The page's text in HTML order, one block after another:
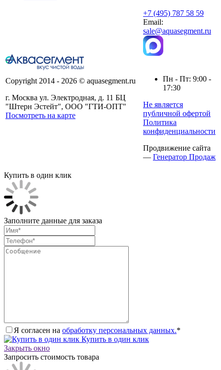
Copyright 2014 - 2026 © aquasegment.ru
г. Москва ул. Электродная, д. 11 БЦ
"Штерн Эстейт", ООО "ГТИ-ОПТ"
Посмотреть на карте
+7 (495) 787 58 59
Email:
sale@aquasegment.ru
Пн - Пт: 9:00 -
17:30
Не является
публичной офертой
Политика
конфиденциальности
Продвижение сайта
— Генератор Продаж
Купить в один клик
Заполните данные для заказа
Я согласен на обработку персональных данных.*
Купить в один клик
Закрыть окно
Запросить стоимость товара